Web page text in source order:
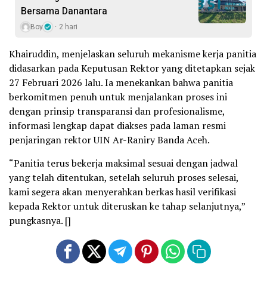
Bersama Danantara
Boy 2 hari
Khairuddin, menjelaskan seluruh mekanisme kerja panitia
didasarkan pada Keputusan Rektor yang ditetapkan sejak
27 Februari 2026 lalu. Ia menekankan bahwa panitia
berkomitmen penuh untuk menjalankan proses ini
dengan prinsip transparansi dan profesionalisme,
informasi lengkap dapat diakses pada laman resmi
penjaringan rektor UIN Ar-Raniry Banda Aceh.
“Panitia terus bekerja maksimal sesuai dengan jadwal
yang telah ditentukan, setelah seluruh proses selesai,
kami segera akan menyerahkan berkas hasil verifikasi
kepada Rektor untuk diteruskan ke tahap selanjutnya,”
pungkasnya. []